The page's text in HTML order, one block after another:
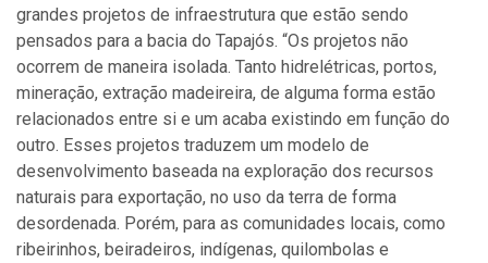
grandes projetos de infraestrutura que estão sendo
pensados para a bacia do Tapajós. “Os projetos não
ocorrem de maneira isolada. Tanto hidrelétricas, portos,
mineração, extração madeireira, de alguma forma estão
relacionados entre si e um acaba existindo em função do
outro. Esses projetos traduzem um modelo de
desenvolvimento baseada na exploração dos recursos
naturais para exportação, no uso da terra de forma
desordenada. Porém, para as comunidades locais, como
ribeirinhos, beiradeiros, indígenas, quilombolas e